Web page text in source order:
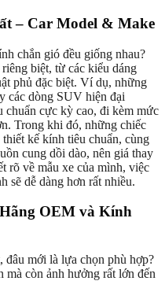
– Car Model & Make
chắn gió đều giống nhau?
biệt, từ các kiểu dáng
phủ đặc biệt. Ví dụ, những
các dòng SUV hiện đại
cực kỳ cao, đi kèm mức
Trong khi đó, những chiếc
kế kính tiêu chuẩn, cùng
cung dồi dào, nên giá thay
rõ về mẫu xe của mình, việc
sẽ dễ dàng hơn rất nhiều.
OEM và Kính
mới là lựa chọn phù hợp?
còn ảnh hưởng rất lớn đến